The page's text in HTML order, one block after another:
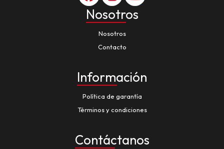
Nosotros
Nosotros
Contacto
Información
Política de garantía
Términos y condiciones
Contáctanos